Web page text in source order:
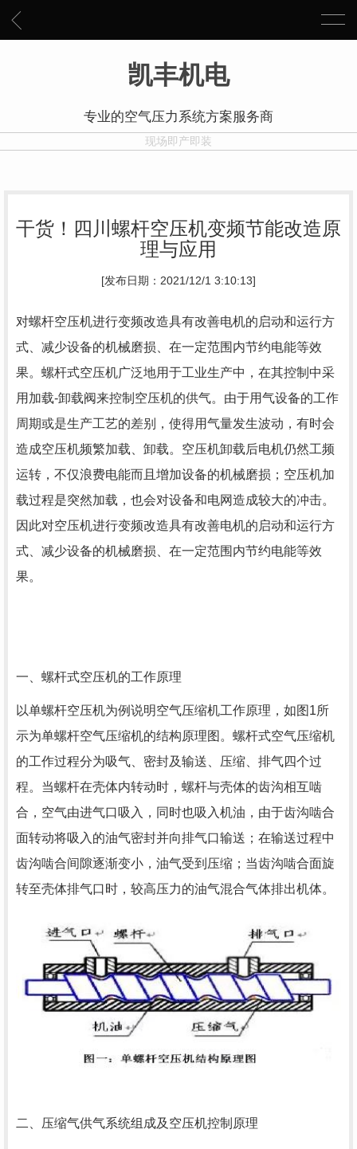
凯丰机电
专业的空气压力系统方案服务商
现场即产即装
干货！四川螺杆空压机变频节能改造原
理与应用
[发布日期：2021/12/1 3:10:13]
对螺杆空压机进行变频改造具有改善电机的启动和运行方
式、减少设备的机械磨损、在一定范围内节约电能等效
果。 螺杆式空压机广泛地用于工业生产中，在其控制中采
用加载-卸载阀来控制空压机的供气。由于用气设备的工作
周期或是生产工艺的差别，使得用气量发生波动，有时会
造成空压机频繁加载、卸载。空压机卸载后电机仍然工频
运转，不仅浪费电能而且增加设备的机械磨损；空压机加
载过程是突然加载，也会对设备和电网造成较大的冲击。
因此对空压机进行变频改造具有改善电机的启动和运行方
式、减少设备的机械磨损、在一定范围内节约电能等效
果。
一、螺杆式空压机的工作原理
以单螺杆空压机为例说明空气压缩机工作原理，如图1所
示为单螺杆空气压缩机的结构原理图。螺杆式空气压缩机
的工作过程分为吸气、密封及输送、压缩、排气四个过
程。当螺杆在壳体内转动时，螺杆与壳体的齿沟相互啮
合，空气由进气口吸入，同时也吸入机油，由于齿沟啮合
面转动将吸入的油气密封并向排气口输送；在输送过程中
齿沟啮合间隙逐渐变小，油气受到压缩；当齿沟啮合面旋
转至壳体排气口时，较高压力的油气混合气体排出机体。
二、压缩气供气系统组成及空压机控制原理